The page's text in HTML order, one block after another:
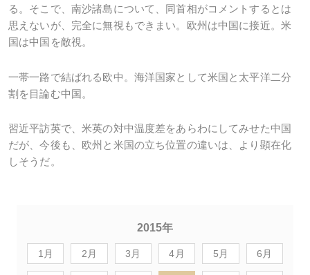
る。そこで、南沙諸島について、同首相がコメントするとは
思えないが、完全に無視もできまい。欧州は中国に接近。米
国は中国を敵視。
一帯一路で結ばれる欧中。海洋国家として米国と太平洋二分
割を目論む中国。
習近平訪英で、米英の対中温度差をあらわにしてみせた中国
だが、今後も、欧州と米国の立ち位置の違いは、より顕在化
しそうだ。
2015年
1月 2月 3月 4月 5月 6月